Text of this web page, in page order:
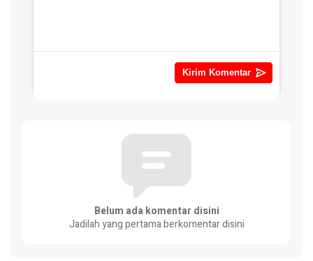
Belum ada komentar disini
Jadilah yang pertama berkomentar disini